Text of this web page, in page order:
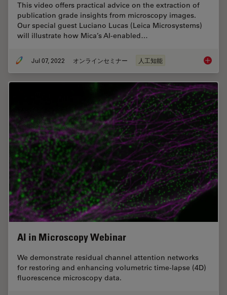
This video offers practical advice on the extraction of
publication grade insights from microscopy images.
Our special guest Luciano Lucas (Leica Microsystems)
will illustrate how Mica’s AI-enabled…
Jul 07, 2022 オンラインセミナー 人工知能 3D
AI in Microscopy Webinar
We demonstrate residual channel attention networks
for restoring and enhancing volumetric time-lapse (4D)
fluorescence microscopy data.